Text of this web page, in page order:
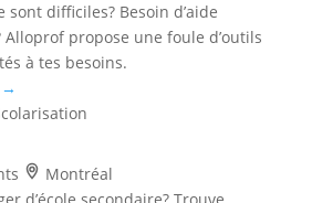
sont difficiles? Besoin d’aide
Alloprof propose une foule d’outils
à tes besoins.
→
Montréal